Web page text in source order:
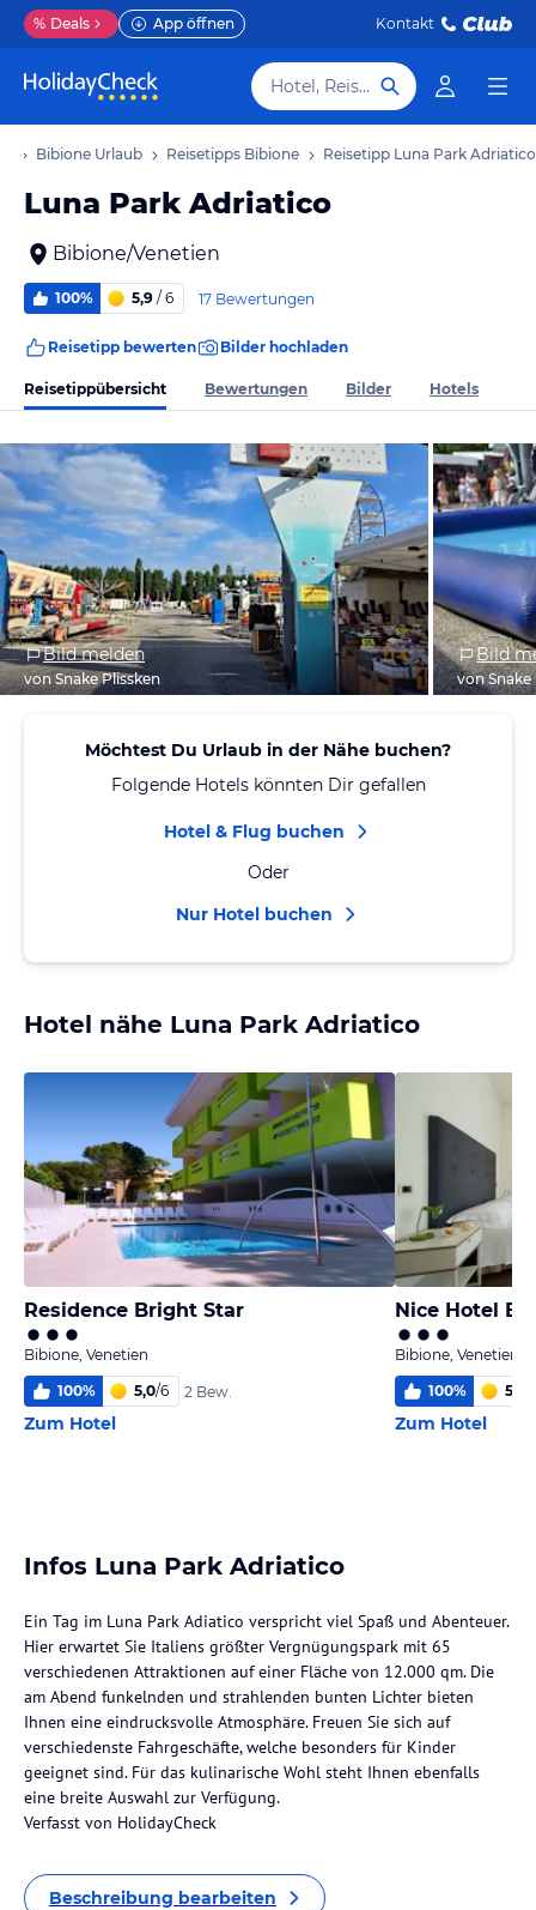
% Deals App öffnen Kontakt
Hotel, Reiseziel
Bibione Urlaub Reisetipps Bibione Reisetipp Luna Park Adriatico
Luna Park Adriatico
Bibione/Venetien
100% 5,9 / 6 17 Bewertungen
Reisetipp bewerten Bilder hochladen
Reisetippübersicht Bewertungen Bilder Hotels
Bild melden
von Snake Plissken
Bild
von Snake
Möchtest Du Urlaub in der Nähe buchen?
Folgende Hotels könnten Dir gefallen
Hotel & Flug buchen
Oder
Nur Hotel buchen
Hotel nähe Luna Park Adriatico
Residence Bright Star
Bibione, Venetien
100% 5,0/6 2 Bew.
Zum Hotel
Nice Hotel
Bibione, Venetien
100% 5,7
Zum Hotel
Infos Luna Park Adriatico
Ein Tag im Luna Park Adiatico verspricht viel Spaß und Abenteuer.
Hier erwartet Sie Italiens größter Vergnügungspark mit 65
verschiedenen Attraktionen auf einer Fläche von 12.000 qm. Die
am Abend funkelnden und strahlenden bunten Lichter bieten
Ihnen eine eindrucksvolle Atmosphäre. Freuen Sie sich auf
verschiedenste Fahrgeschäfte, welche besonders für Kinder
geeignet sind. Für das kulinarische Wohl steht Ihnen ebenfalls
eine breite Auswahl zur Verfügung.
Verfasst von HolidayCheck
Beschreibung bearbeiten